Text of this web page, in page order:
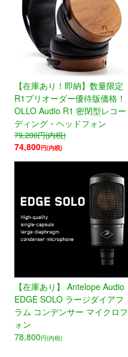
【在庫あり！即納】数量限定
R1プリオーダー優待版価格！
OLLO Audio R1 密閉型レコー
ディング・ヘッドフォン
79,200円(内税)
74,800円(内税)
【在庫あり】 Antelope Audio
EDGE SOLO ラージダイアフ
ラム コンデンサー マイクロフ
ォン
78,800円(内税)